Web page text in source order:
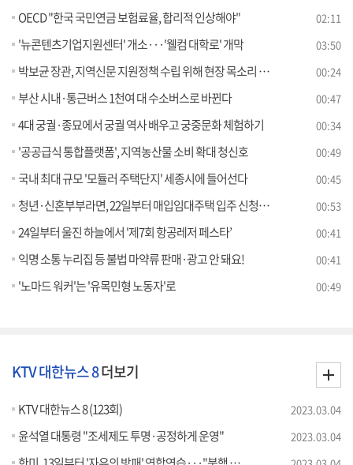
OECD "한국 국민연금 보험료율, 합리적 인상해야" 02:11
'뉴콘텐츠기업지원센터' 개소···'웰컴 대학로' 개막 03:50
박보균 장관, 지역신문 지원정책 수립 위해 현장 목소리 청취 00:24
부산 시내·통근버스 1천여 대 수소버스로 바뀐다 00:47
4대 궁궐·종묘에서 궁궐 역사 배우고 궁중문화 체험하기 00:34
'공공급식 통합플랫폼', 지역농산물 소비 확대 청신호 00:49
국내 최대 규모 '모듈러 주택단지' 세종시에 들어선다 00:45
청년·신혼부부라면, 22일부터 매입임대주택 입주 신청하세요 00:53
24일부터 울진 하늘에서 '제7회 항공레저 페스타’ 00:41
익명 소통 누리집 등 불법 마약류 판매·광고 안 돼요! 00:41
'노마드 워커'는 '유목민형 노동자'로 00:49
KTV 대한뉴스 8더보기
KTV 대한뉴스 8 (123회) 2023.03.04
윤석열 대통령 "조세제도 투명·공정하게 운영" 2023.03.04